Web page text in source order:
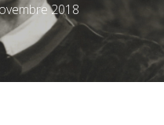
2018